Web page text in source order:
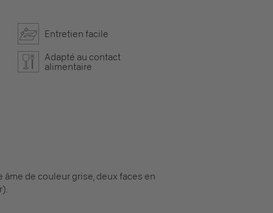
Entretien facile
Adapté au contact
alimentaire
âme de couleur grise, deux faces en